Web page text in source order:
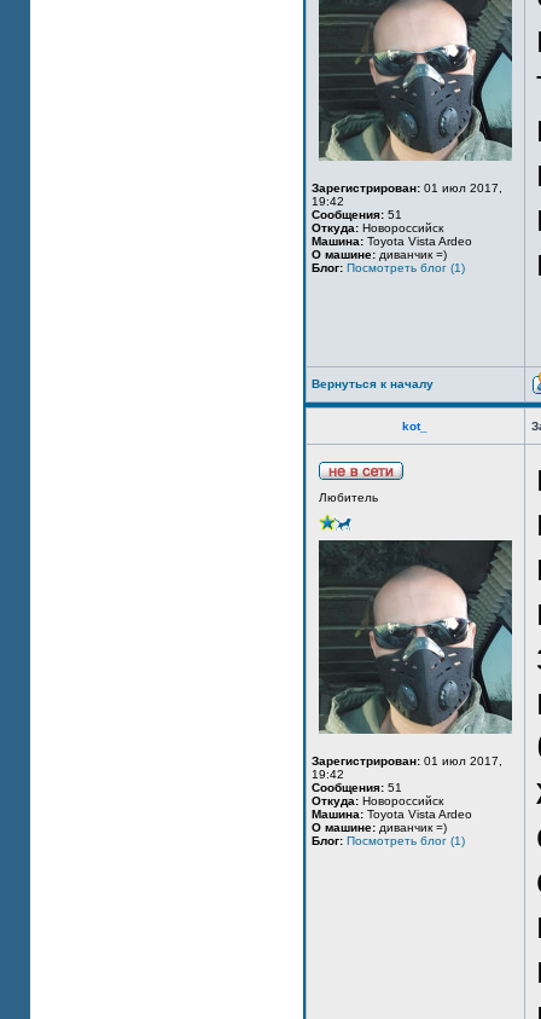
Зарегистрирован: 01 июл 2017,
19:42
Сообщения: 51
Откуда: Новороссийск
Машина: Toyota Vista Ardeo
О машине: диванчик =)
Блог: Посмотреть блог (1)
Вернуться к началу
kot_
Любитель
Зарегистрирован: 01 июл 2017,
19:42
Сообщения: 51
Откуда: Новороссийск
Машина: Toyota Vista Ardeo
О машине: диванчик =)
Блог: Посмотреть блог (1)